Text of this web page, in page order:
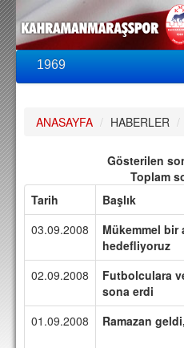
1969
PUAN DURUMU
FİKSTÜR
KADRO
A TAKIM KADROSU
TEKNİK KADRO
TRANSFERLER
TARAFTAR
ANASAYFA / HABERLER /
Gösterilen
Toplam
Tarih
Başlık
03.09.2008
Mükemmel bir
hedefliyoruz
02.09.2008
Futbolculara
sona erdi
01.09.2008
Ramazan